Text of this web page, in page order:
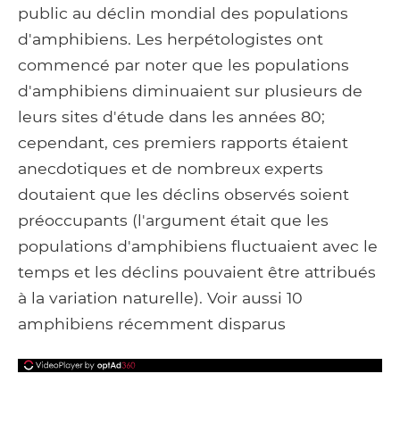
public au déclin mondial des populations
d'amphibiens. Les herpétologistes ont
commencé par noter que les populations
d'amphibiens diminuaient sur plusieurs de
leurs sites d'étude dans les années 80;
cependant, ces premiers rapports étaient
anecdotiques et de nombreux experts
doutaient que les déclins observés soient
préoccupants (l'argument était que les
populations d'amphibiens fluctuaient avec le
temps et les déclins pouvaient être attribués
à la variation naturelle). Voir aussi 10
amphibiens récemment disparus